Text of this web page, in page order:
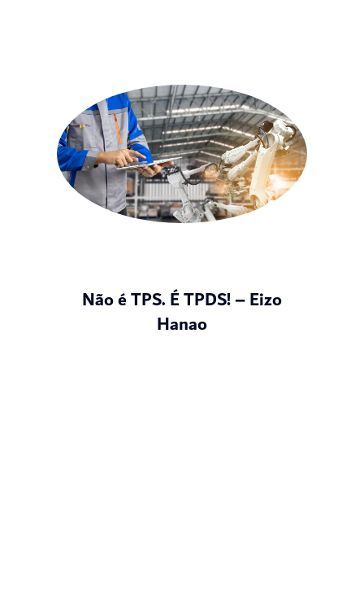
Não é TPS. É TPDS! – Eizo
Hanao